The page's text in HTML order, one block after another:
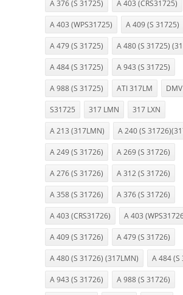
A 376 (S 31725) A 403 (CRS31725)
A 403 (WPS31725) A 409 (S 31725)
A 479 (S 31725) A 480 (S 31725)
A 484 (S 31725) A 943 (S 31725)
A 988 (S 31725) ATI 317LM
S31725 317 LMN 317 LXN
A 213 (317LMN) A 240 (S
A 249 (S 31726) A 269 (S 31726)
A 276 (S 31726) A 312 (S 31726)
A 358 (S 31726) A 376 (S 31726)
A 403 (CRS31726) A 403
A 409 (S 31726) A 479 (S 31726)
A 480 (S 31726) (317LMN) A 484 (S
A 943 (S 31726) A 988 (S 31726)